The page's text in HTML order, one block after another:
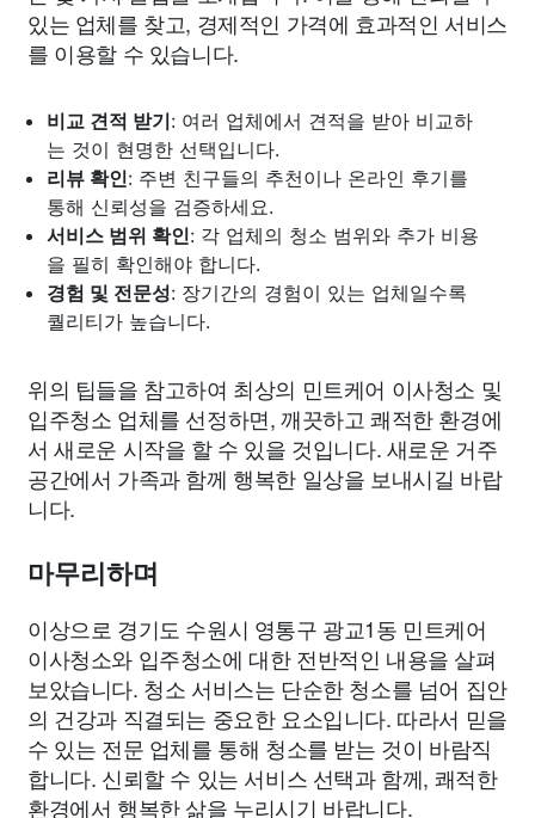
있는 업체를 찾고, 경제적인 가격에 효과적인 서비스
를 이용할 수 있습니다.
비교 견적 받기: 여러 업체에서 견적을 받아 비교하
는 것이 현명한 선택입니다.
리뷰 확인: 주변 친구들의 추천이나 온라인 후기를
통해 신뢰성을 검증하세요.
서비스 범위 확인: 각 업체의 청소 범위와 추가 비용
을 필히 확인해야 합니다.
경험 및 전문성: 장기간의 경험이 있는 업체일수록
퀄리티가 높습니다.
위의 팁들을 참고하여 최상의 민트케어 이사청소 및
입주청소 업체를 선정하면, 깨끗하고 쾌적한 환경에
서 새로운 시작을 할 수 있을 것입니다. 새로운 거주
공간에서 가족과 함께 행복한 일상을 보내시길 바랍
니다.
마무리하며
이상으로 경기도 수원시 영통구 광교1동 민트케어
이사청소와 입주청소에 대한 전반적인 내용을 살펴
보았습니다. 청소 서비스는 단순한 청소를 넘어 집안
의 건강과 직결되는 중요한 요소입니다. 따라서 믿을
수 있는 전문 업체를 통해 청소를 받는 것이 바람직
합니다. 신뢰할 수 있는 서비스 선택과 함께, 쾌적한
환경에서 행복한 삶을 누리시기 바랍니다.